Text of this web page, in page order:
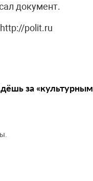
документ.
polit.ru
за «культурным